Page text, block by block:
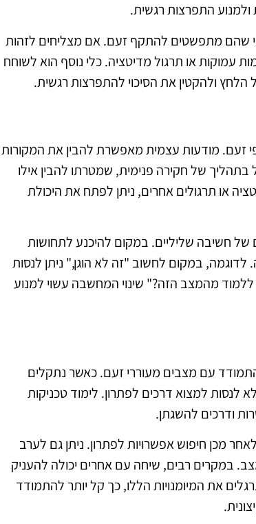
ולמנוע התפרצות רגשית.
שהם מתפשטים להתקף זעם. אם מצליחים לזהות
עמוקות או תרגול מדיטציה. כלי נוסף הוא לשוחח
ולהקטין את הסיכוי להתפרצות רגשית.
זעם. מודעות עצמית מאפשרת להבין את המקורות
של חקירה פנימית, שמטרתו להבין אילו
או תרגולים אחרים, ניתן לפתח את היכולת
של חשיבה שליליים. במקום להיכנע לתחושות
במקום לחשוב "זה לא הוגן," ניתן לנסות
מהמצב הזה?" שינוי המחשבה עשוי למנוע
עם מצבים מעוררי זעם. כאשר נתקלים
למצוא דרכים לפתרון. לימוד טכניקות
ודרכים להשגתן.
מכן חיפוש אפשרויות לפתרון. ניתן גם לערב
במקרים רבים, שיחה עם אחרים יכולה להעניק
את המיומנויות הללו, כך קל יותר להתמודד